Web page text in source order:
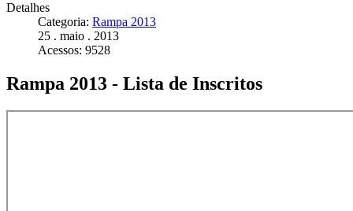
Detalhes
Categoria: Rampa 2013
25 . maio . 2013
Acessos: 9528
Rampa 2013 - Lista de Inscritos